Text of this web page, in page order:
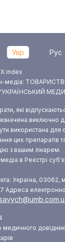
Укр Рус
index
медіа:
які
виключно
використана для
цих препаратів
з вашим лікарем.
в Реєстрі
Україна, 03062,
Адреса
медичного